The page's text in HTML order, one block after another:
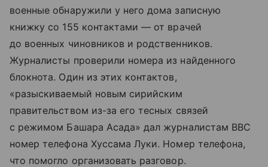
военные обнаружили у него дома записную
книжку со 155 контактами — от врачей
до военных чиновников и родственников.
Журналисты проверили номера из найденного
блокнота. Один из этих контактов,
«разыскиваемый новым сирийским
правительством из-за его тесных связей
с режимом Башара Асада» дал журналистам BBC
номер телефона Хуссама Луки. Номер телефона,
что помогло организовать разговор.